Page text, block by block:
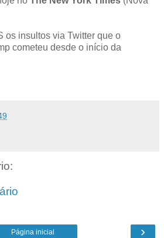
os insultos via Twitter que o
cometeu desde o início da
›
Página inicial